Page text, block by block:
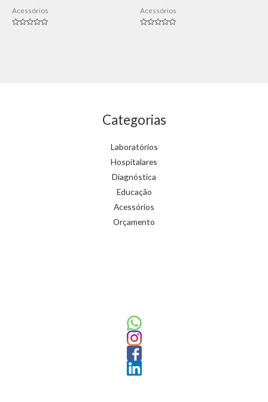
Acessórios Acessórios
Categorias
Laboratórios
Hospitalares
Diagnóstica
Educação
Acessórios
Orçamento